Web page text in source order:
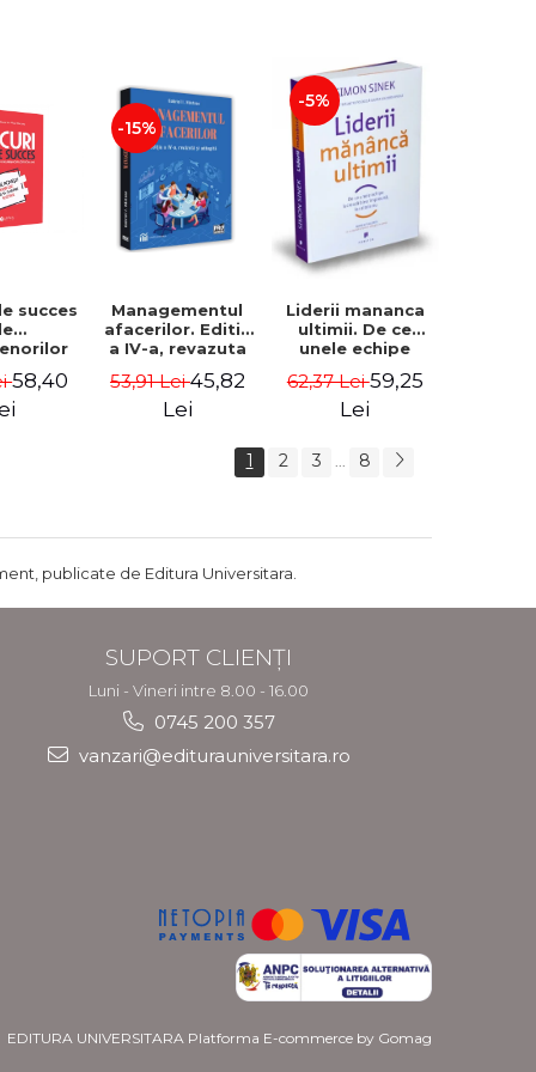
succes
sa-ti
58,40
-15%
Managementul
afacerilor. Editia
a IV-a, revazuta
Gabriel I. Nastase
53,91 Lei45,82
Lei
-5%
Liderii mananca
ultimii. De ce
unele echipe
impreuna, iar
altele nu. Editia a
62,37 Lei59,25
Lei
1 2 3 8
publicate de Editura Universitara.
SUPORT CLIENȚI
Luni - Vineri intre 8.00 - 16.00
0745 200 357
vanzari@editurauniversitara.ro
EDITURA UNIVERSITARA Platforma E-commerce by Gomag